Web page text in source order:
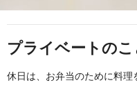
プライベートのこ
休日は、お弁当のために料